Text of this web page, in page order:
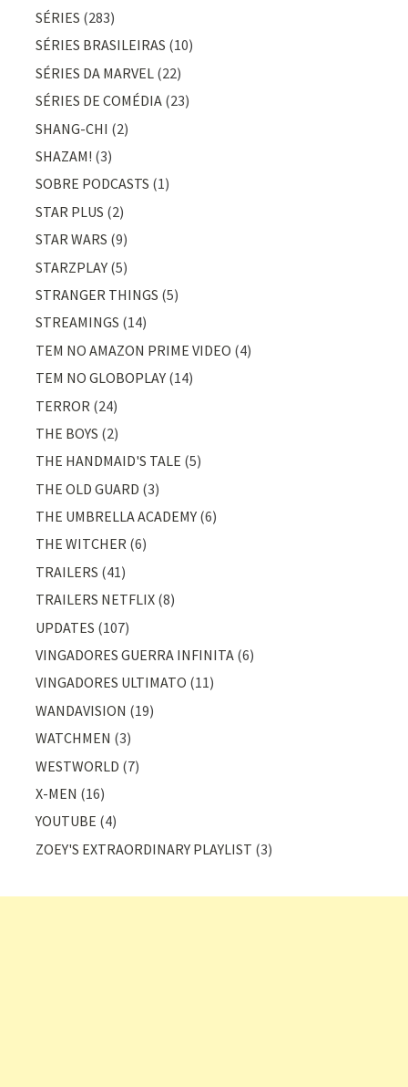
SÉRIES (283)
SÉRIES BRASILEIRAS (10)
SÉRIES DA MARVEL (22)
SÉRIES DE COMÉDIA (23)
SHANG-CHI (2)
SHAZAM! (3)
SOBRE PODCASTS (1)
STAR PLUS (2)
STAR WARS (9)
STARZPLAY (5)
STRANGER THINGS (5)
STREAMINGS (14)
TEM NO AMAZON PRIME VIDEO (4)
TEM NO GLOBOPLAY (14)
TERROR (24)
THE BOYS (2)
THE HANDMAID'S TALE (5)
THE OLD GUARD (3)
THE UMBRELLA ACADEMY (6)
THE WITCHER (6)
TRAILERS (41)
TRAILERS NETFLIX (8)
UPDATES (107)
VINGADORES GUERRA INFINITA (6)
VINGADORES ULTIMATO (11)
WANDAVISION (19)
WATCHMEN (3)
WESTWORLD (7)
X-MEN (16)
YOUTUBE (4)
ZOEY'S EXTRAORDINARY PLAYLIST (3)